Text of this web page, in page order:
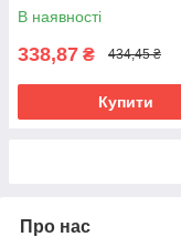
В наявності
338,87 ₴ 434,45 ₴
Купити
Про нас